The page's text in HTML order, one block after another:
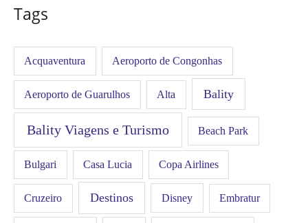
Tags
Acquaventura Aeroporto de Congonhas
Aeroporto de Guarulhos Alta Bality
Bality Viagens e Turismo Beach Park
Bulgari Casa Lucia Copa Airlines
Cruzeiro Destinos Disney Embratur